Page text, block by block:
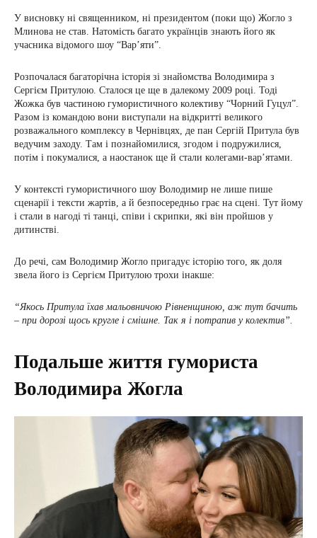
У висновку ні священником, ні президентом (поки що) Жогло з
Млинова не став. Натомість багато українців знають його як
учасника відомого шоу “Вар’яти”.
Розпочалася багаторічна історія зі знайомства Володимира з
Сергієм Притулою. Сталося це ще в далекому 2009 році. Тоді
Жожка був частиною гумористичного колективу “Чорний Гуцул”.
Разом із командою вони виступали на відкритті великого
розважального комплексу в Чернівцях, де пан Сергій Притула був
ведучим заходу. Там і познайомилися, згодом і подружилися,
потім і покумалися, а наостанок ще й стали колегами-вар’ятами.
У контексті гумористичного шоу Володимир не лише пише
сценарії і тексти жартів, а й безпосередньо грає на сцені. Тут йому
і стали в нагоді ті танці, співи і скрипки, які він пройшов у
дитинстві.
До речі, сам Володимир Жогло пригадує історію того, як доля
звела його із Сергієм Притулою трохи інакше:
“Якось Притула їхав мальовничою Рівненщиною, аж тут бачить
– при дорозі щось кругле і смішне. Так я і потрапив у колектив”.
Подальше життя гумориста
Володимира Жогла